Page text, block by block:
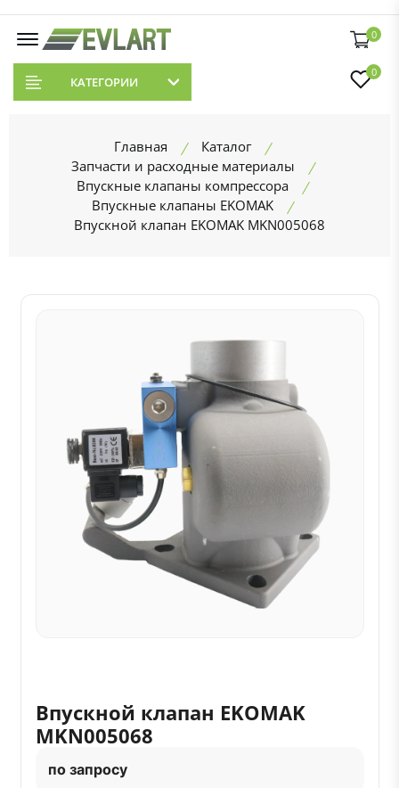
0
КАТЕГОРИИ
0
Главная
Каталог
Запчасти и расходные материалы
Впускные клапаны компрессора
Впускные клапаны EKOMAK
Впускной клапан EKOMAK MKN005068
Впускной клапан EKOMAK
MKN005068
по запросу